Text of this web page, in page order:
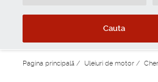
Cauta
Pagina principală / Uleiuri de motor /